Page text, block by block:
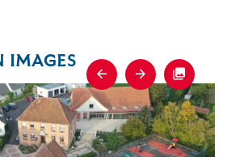
IMAGES
Previous
Next